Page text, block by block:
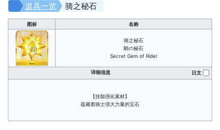
骑之秘石
道具一览
图标 名称
骑之秘石
騎の秘石
Secret Gem of Rider
详细信息 日文
【技能强化素材】
蕴藏着骑士强大力量的宝石